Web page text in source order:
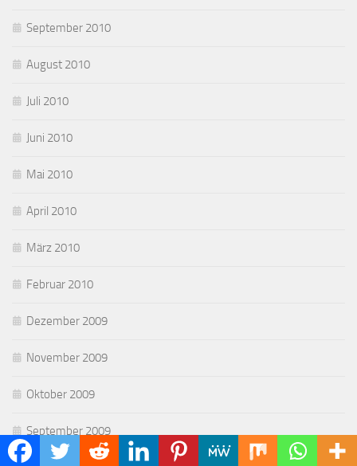
September 2010
August 2010
Juli 2010
Juni 2010
Mai 2010
April 2010
März 2010
Februar 2010
Dezember 2009
November 2009
Oktober 2009
September 2009